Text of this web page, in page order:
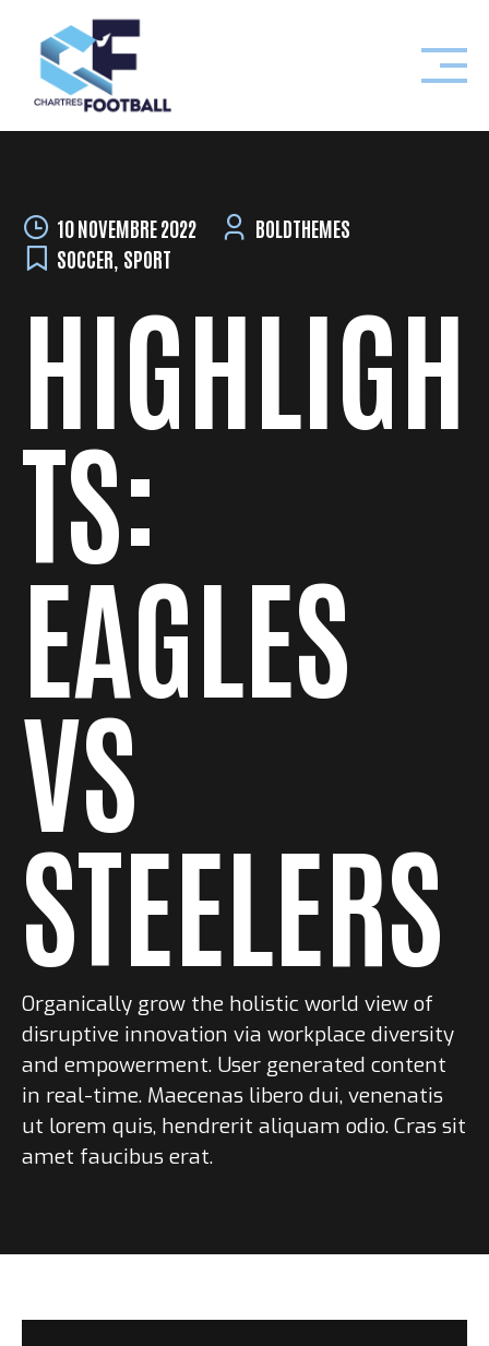
10 NOVEMBRE 2022
BOLDTHEMES
SOCCER SPORT
HIGHLIGH
TS:
EAGLES
VS
STEELERS
Organically grow the holistic world view of
disruptive innovation via workplace diversity
and empowerment. User generated content
in real-time. Maecenas libero dui, venenatis
ut lorem quis, hendrerit aliquam odio. Cras sit
amet faucibus erat.